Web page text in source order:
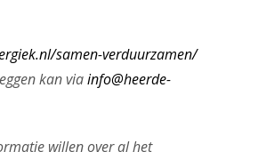
samen-verduurzamen/
kan viainfo@heerde-
willen over al het